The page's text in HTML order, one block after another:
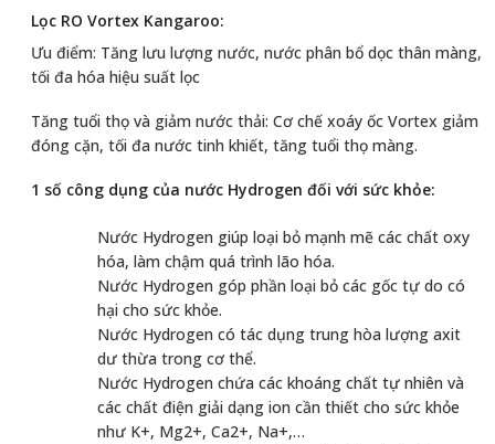
Lọc RO Vortex Kangaroo:
Ưu điểm: Tăng lưu lượng nước, nước phân bổ dọc thân màng,
tối đa hóa hiệu suất lọc
Tăng tuổi thọ và giảm nước thải: Cơ chế xoáy ốc Vortex giảm
đóng cặn, tối đa nước tinh khiết, tăng tuổi thọ màng.
1 số công dụng của nước Hydrogen đối với sức khỏe:
Nước Hydrogen giúp loại bỏ mạnh mẽ các chất oxy
hóa, làm chậm quá trình lão hóa.
Nước Hydrogen góp phần loại bỏ các gốc tự do có
hại cho sức khỏe.
Nước Hydrogen có tác dụng trung hòa lượng axit
dư thừa trong cơ thể.
Nước Hydrogen chứa các khoáng chất tự nhiên và
các chất điện giải dạng ion cần thiết cho sức khỏe
như K+, Mg2+, Ca2+, Na+,…